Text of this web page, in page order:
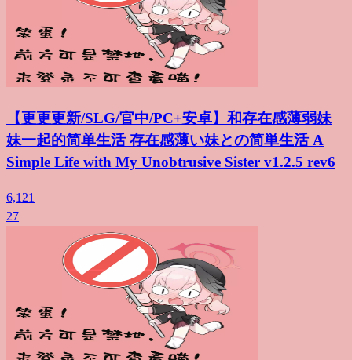
【更更更新/SLG/官中/PC+安卓】和存在感薄弱妹
妹一起的简单生活 存在感薄い妹との简単生活 A
Simple Life with My Unobtrusive Sister v1.2.5 rev6
6,121
27